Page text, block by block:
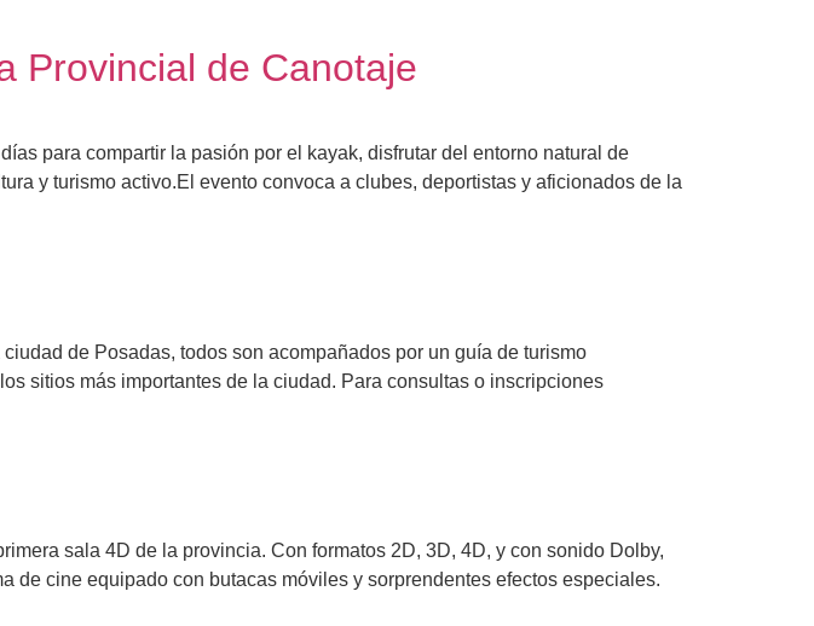
Provincial de Canotaje
para compartir la pasión por el kayak, disfrutar del entorno natural de
y turismo activo.El evento convoca a clubes, deportistas y aficionados de la
de Posadas, todos son acompañados por un guía de turismo
sitios más importantes de la ciudad. Para consultas o inscripciones
sala 4D de la provincia. Con formatos 2D, 3D, 4D, y con sonido Dolby,
de cine equipado con butacas móviles y sorprendentes efectos especiales.